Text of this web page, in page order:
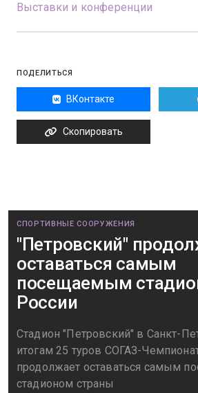
Выставки и конференции
ПОДЕЛИТЬСЯ
ВКонтакте
Скопировать
СПОРТИВНЫЕ СООРУЖЕНИЯ
"Петровский"
оставаться самым
посещаемым
России
Стадион "Петровский" в Санкт-
итогам 25 туров СОГАЗ-
продолжает оставаться самым
стадионом страны